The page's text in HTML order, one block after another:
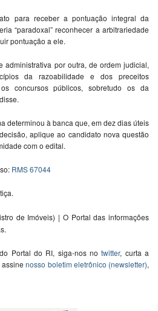
para receber a pontuação integral da
“paradoxal” reconhecer a arbitrariedade
pontuação a ele.
administrativa por outra, de ordem judicial,
da razoabilidade e dos preceitos
concursos públicos, sobretudo os da
determinou à banca que, em dez dias úteis
aplique ao candidato nova questão
com o edital.
RMS 67044
de Imóveis) | O Portal das informações
Portal do RI, siga-nos notwitter, curta a
nosso boletim eletrônico (newsletter),